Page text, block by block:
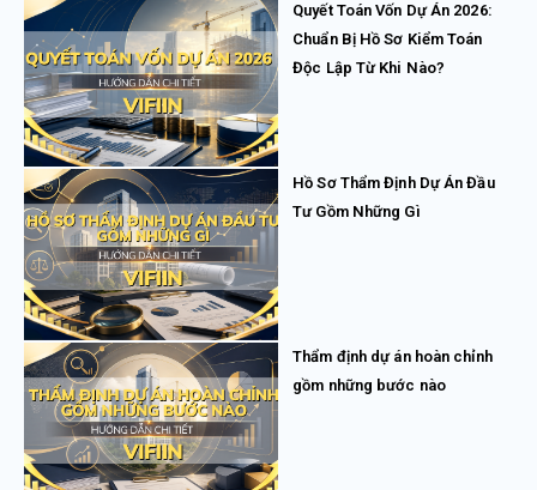
Quyết Toán Vốn Dự Án 2026:
Chuẩn Bị Hồ Sơ Kiểm Toán
Độc Lập Từ Khi Nào?
Hồ Sơ Thẩm Định Dự Án Đầu
Tư Gồm Những Gì
Thẩm định dự án hoàn chỉnh
gồm những bước nào